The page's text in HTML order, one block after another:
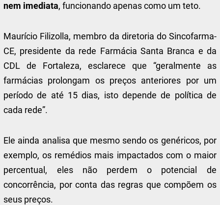
nem imediata, funcionando apenas como um teto.
Maurício Filizolla, membro da diretoria do Sincofarma-
CE, presidente da rede Farmácia Santa Branca e da
CDL de Fortaleza, esclarece que “geralmente as
farmácias prolongam os preços anteriores por um
período de até 15 dias, isto depende de política de
cada rede”.
Ele ainda analisa que mesmo sendo os genéricos, por
exemplo, os remédios mais impactados com o maior
percentual, eles não perdem o potencial de
concorrência, por conta das regras que compõem os
seus preços.